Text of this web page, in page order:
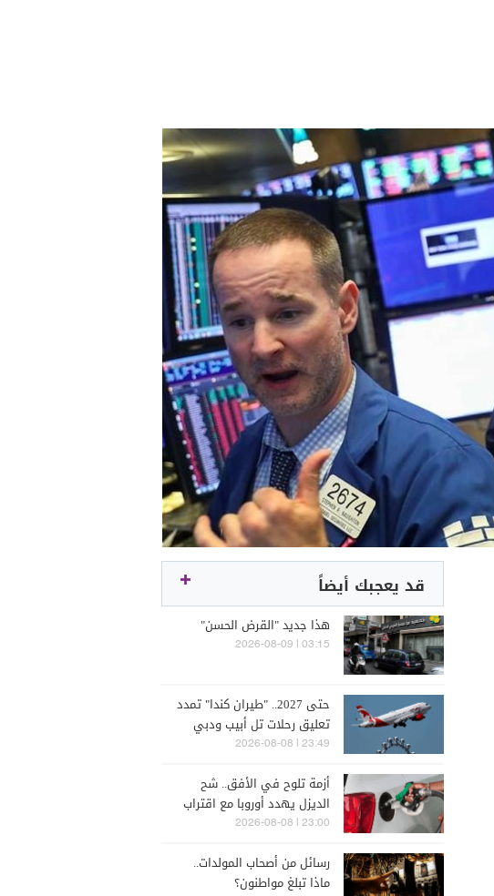
قد يعجبك أيضاً
هذا جديد "القرض الحسن"
03:15 | 2026-08-09
حتى 2027.. "طيران كندا" تمدد
تعليق رحلات تل أبيب ودبي
23:49 | 2026-08-08
أزمة تلوح في الأفق.. شح
الديزل يهدد أوروبا مع اقتراب
الشتاء
23:00 | 2026-08-08
رسائل من أصحاب المولدات..
ماذا تبلغ مواطنون؟